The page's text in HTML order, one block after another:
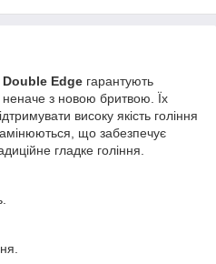
Edge гарантують
з новою бритвою. Їх
високу якість гоління
що забезпечує
гладке гоління.